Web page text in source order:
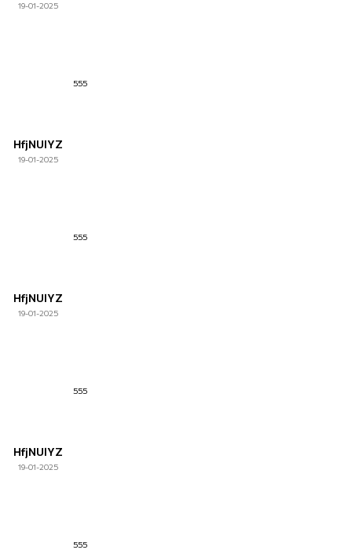
19-01-2025
HfjNUlYZ
19-01-2025
555
HfjNUlYZ
19-01-2025
555
HfjNUlYZ
19-01-2025
555
555